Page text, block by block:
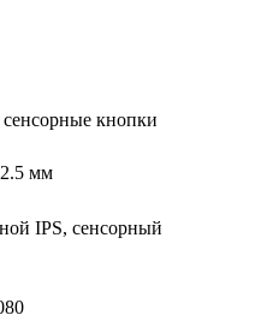
кнопки
мм
IPS, сенсорный